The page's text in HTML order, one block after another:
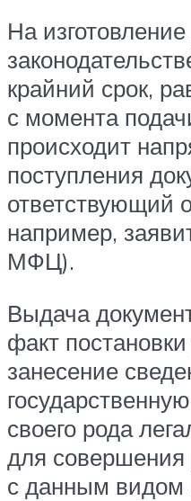
На
крайний срок,
с момента
происходит
поступления
ответствующий
например,
МФЦ).
Выдача
факт
занесение
своего рода
для совершения
с данным видом